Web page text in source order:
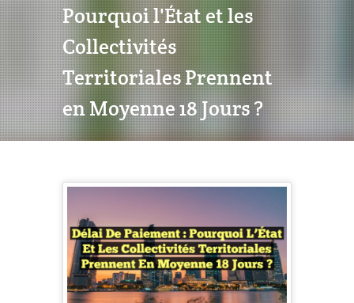
Pourquoi l'État et les
Collectivités
Territoriales Prennent
en Moyenne 18 Jours ?